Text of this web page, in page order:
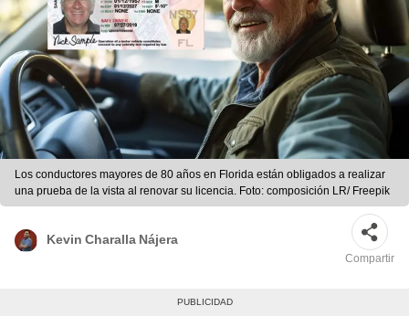
Los conductores mayores de 80 años en Florida están obligados a realizar
una prueba de la vista al renovar su licencia. Foto: composición LR/ Freepik
Kevin Charalla Nájera
Compartir